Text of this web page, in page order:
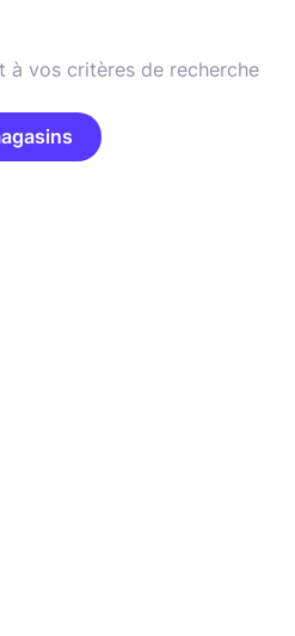
à vos critères de recherche